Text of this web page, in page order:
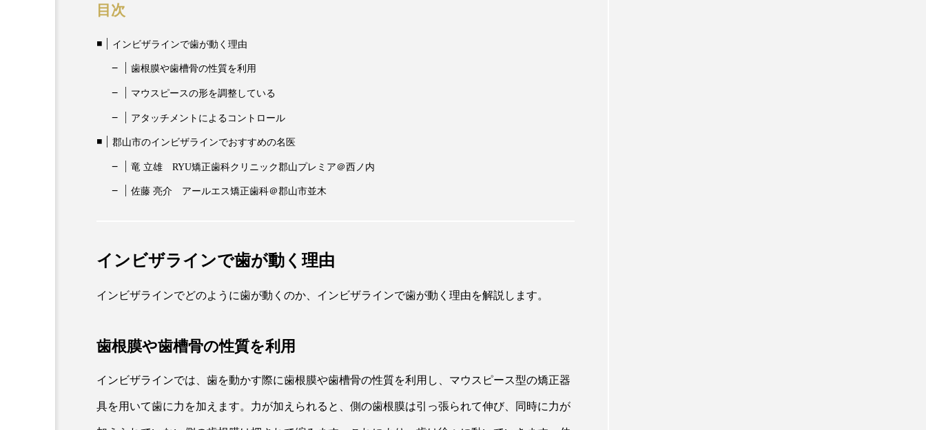
目次
インビザラインで歯が動く理由
歯根膜や歯槽骨の性質を利用
マウスピースの形を調整している
アタッチメントによるコントロール
郡山市のインビザラインでおすすめの名医
竜 立雄 RYU矯正歯科クリニック郡山プレミア＠西ノ内
佐藤 亮介 アールエス矯正歯科＠郡山市並木
インビザラインで歯が動く理由
インビザラインでどのように歯が動くのか、インビザラインで歯が動く理由を解説します。
歯根膜や歯槽骨の性質を利用
インビザラインでは、歯を動かす際に歯根膜や歯槽骨の性質を利用し、マウスピース型の矯正器
具を用いて歯に力を加えます。力が加えられると、側の歯根膜は引っ張られて伸び、同時に力が